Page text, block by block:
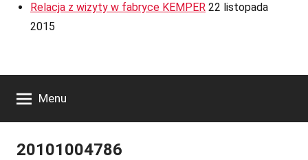
Relacja z wizyty w fabryce KEMPER 22 listopada
2015
Menu
20101004786